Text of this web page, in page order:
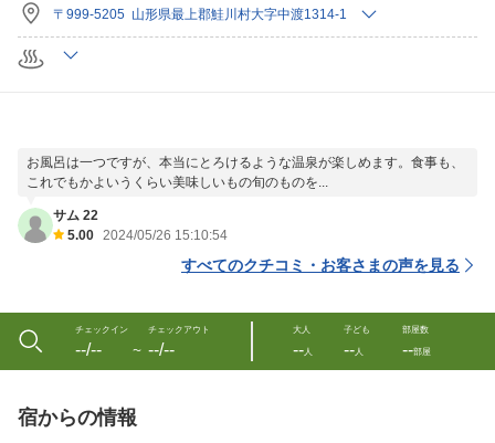
〒999-5205 山形県最上郡鮭川村大字中渡1314-1
お風呂は一つですが、本当にとろけるような温泉が楽しめます。食事も、
これでもかよいうくらい美味しいもの旬のものを...
サム 22
5.00 2024/05/26 15:10:54
すべてのクチコミ・お客さまの声を見る
チェックイン
--/-- 〜
チェックアウト
--/--
大人
--人
子ども
--人
部屋数
--部屋
宿からの情報